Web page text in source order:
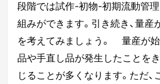
段階では試作-初物-初期流動管
組みができます。引き続き、量
を考えてみましょう。
量産が始
品や手直し品が発生したことを
じることが多くなります。ただ